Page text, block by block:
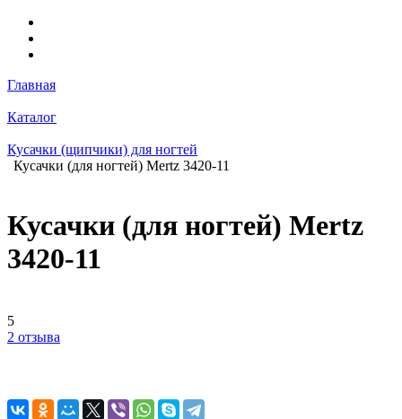
Главная
Каталог
Кусачки (щипчики) для ногтей
Кусачки (для ногтей) Mertz 3420-11
Кусачки (для ногтей) Mertz
3420-11
5
2 отзыва